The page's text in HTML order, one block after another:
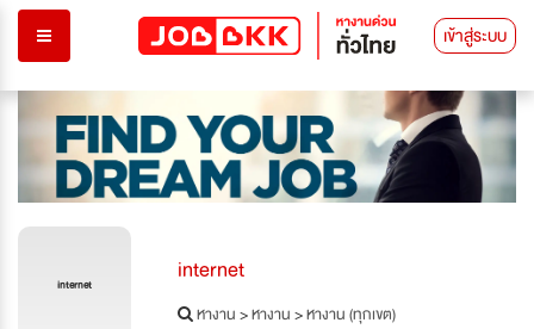
เข้าสู่ระบบ
internet internet
หางาน>หางาน>หางาน (ทุกเขต)